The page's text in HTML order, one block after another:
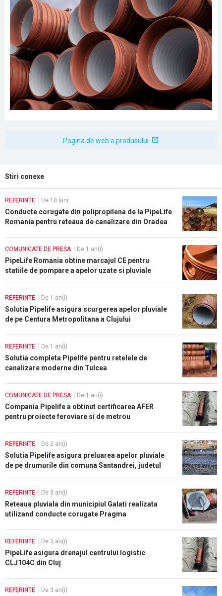
Pagina de web a produsului
Stiri conexe
REFERINTE De 10 luni
Conducte corugate din polipropilena de la PipeLife
Romania pentru reteaua de canalizare din Oradea
COMUNICATE DE PRESA De 1 an(i)
PipeLife Romania obtine marcajul CE pentru
statiile de pompare a apelor uzate si pluviale
REFERINTE De 1 an(i)
Solutia Pipelife asigura scurgerea apelor pluviale
de pe Centura Metropolitana a Clujului
REFERINTE De 1 an(i)
Solutia completa Pipelife pentru retelele de
canalizare moderne din Tulcea
COMUNICATE DE PRESA De 1 an(i)
Compania Pipelife a obtinut certificarea AFER
pentru proiecte feroviare si de metrou
REFERINTE De 2 an(i)
Solutia Pipelife asigura preluarea apelor pluviale
de pe drumurile din comuna Santandrei, judetul
REFERINTE De 3 an(i)
Reteaua pluviala din municipiul Galati realizata
utilizand conducte corugate Pragma
REFERINTE De 3 an(i)
PipeLife asigura drenajul centrului logistic
CLJ104C din Cluj
REFERINTE De 3 an(i)